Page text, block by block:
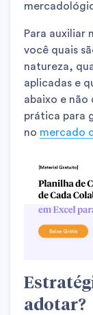
Para auxiliar
você quais
natureza,
aplicadas e
abaixo e não
prática para
no mercado
adotar?